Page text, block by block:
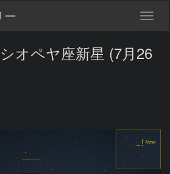
ー
オペヤ座新星 (7月26